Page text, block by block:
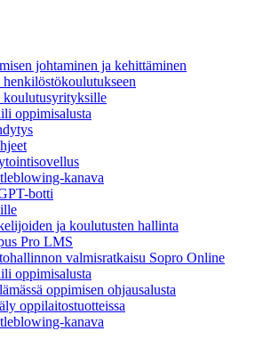
johtaminen ja kehittäminen
oppimisalusta
kanava
botti
ja koulutusten hallinta
Pro LMS
valmisratkaisu Sopro Online
oppimisalusta
oppimisen ohjausalusta
oppilaitostuotteissa
kanava